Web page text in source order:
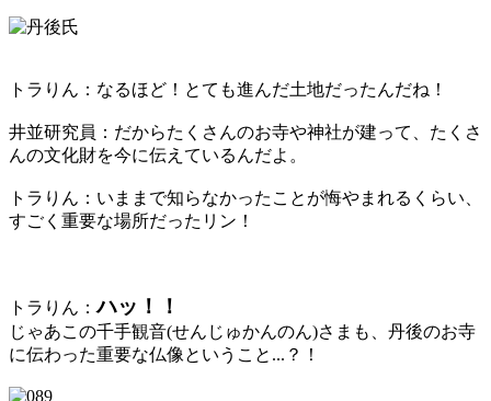
トラりん：なるほど！とても進んだ土地だったんだね！
井並研究員：だからたくさんのお寺や神社が建って、たくさ
んの文化財を今に伝えているんだよ。
トラりん：いままで知らなかったことが悔やまれるくらい、
すごく重要な場所だったリン！
トラりん：ハッ！！
じゃあこの千手観音(せんじゅかんのん)さまも、丹後のお寺
に伝わった重要な仏像ということ...？！